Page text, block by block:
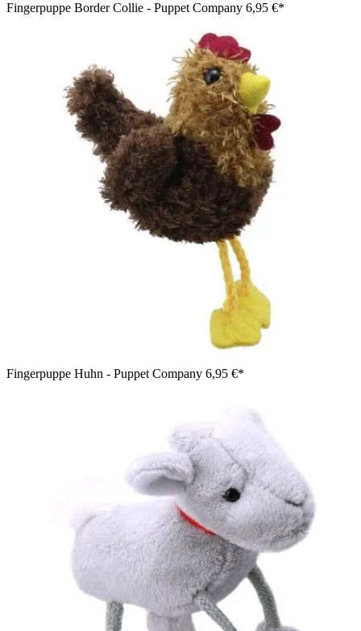
Fingerpuppe Border Collie - Puppet Company 6,95 €*
Fingerpuppe Huhn - Puppet Company 6,95 €*